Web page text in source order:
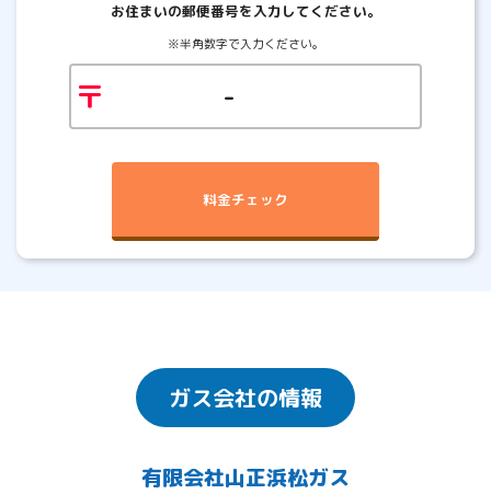
お住まいの郵便番号を入力してください。
※半角数字で入力ください。
〒 -
料金チェック
ガス会社の情報
有限会社山正浜松ガス